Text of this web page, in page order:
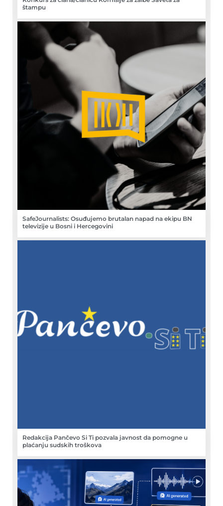
štampu
SafeJournalists: Osuđujemo brutalan napad na ekipu BN
televizije u Bosni i Hercegovini
Redakcija Pančevo Si Ti pozvala javnost da pomogne u
plaćanju sudskih troškova